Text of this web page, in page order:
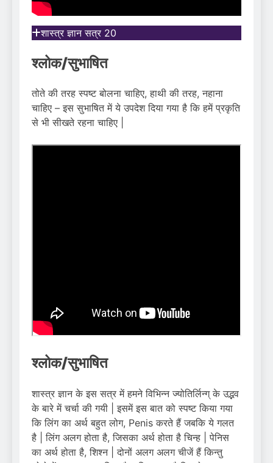
शास्त्र ज्ञान सत्र 20
श्लोक/सुभाषित
तोते की तरह स्पष्ट बोलना चाहिए, हाथी की तरह, नहाना
चाहिए – इस सुभाषित में ये उपदेश दिया गया है कि हमें प्रकृति
से भी सीखते रहना चाहिए |
श्लोक/सुभाषित
शास्त्र ज्ञान के इस सत्र में हमने विभिन्न ज्योतिर्लिन्ग् के उद्भव
के बारे में चर्चा की गयी | इसमें इस बात को स्पष्ट किया गया
कि लिंग का अर्थ बहुत लोग, Penis करते हैं जबकि ये गलत
है | लिंग अलग होता है, जिसका अर्थ होता है चिन्ह | पेनिस
का अर्थ होता है, शिश्न | दोनों अलग अलग चीजें हैं किन्तु